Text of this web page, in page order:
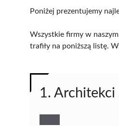
Poniżej prezentujemy
Wszystkie firmy w
trafiły na poniższą listę.
1. Architekci